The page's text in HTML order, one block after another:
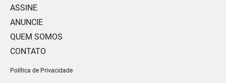
ASSINE
ANUNCIE
QUEM SOMOS
CONTATO
Política de Privacidade